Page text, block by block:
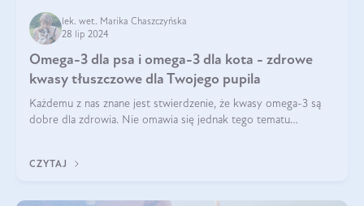
lek. wet. Marika Chaszczyńska
28 lip 2024
Omega-3 dla psa i omega-3 dla kota - zdrowe
kwasy tłuszczowe dla Twojego pupila
Każdemu z nas znane jest stwierdzenie, że kwasy omega-3 są
dobre dla zdrowia. Nie omawia się jednak tego tematu
CZYTAJ